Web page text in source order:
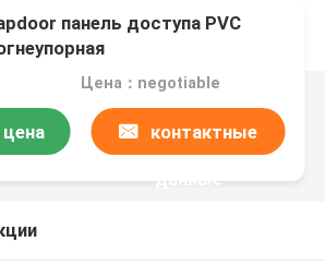
панель доступа PVC
Цена：negotiable
контактные
данные